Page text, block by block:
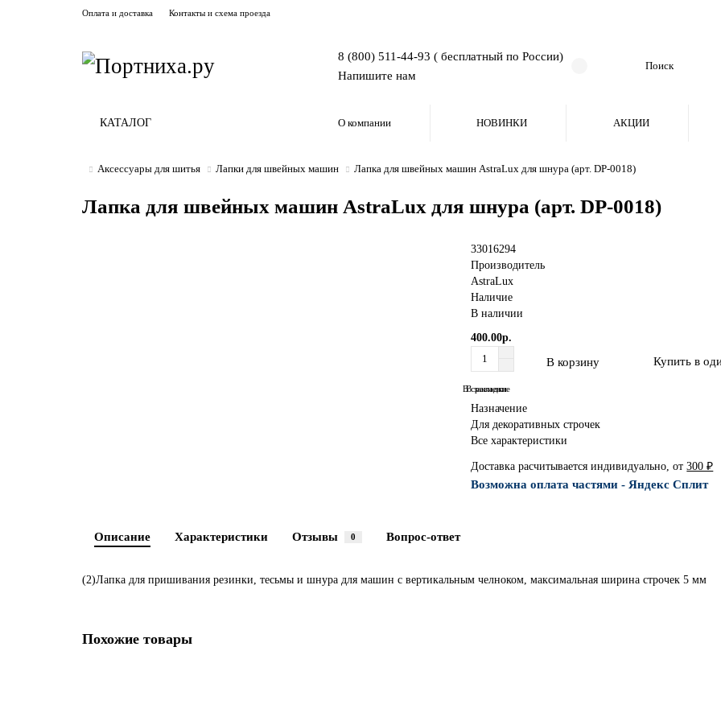
Оплата и доставка Контакты и схема проезда
8 (800) 511-44-93 ( бесплатный по России)
Напишите нам
КАТАЛОГ О компании НОВИНКИ АКЦИИ
Аксессуары для шитья Лапки для швейных машин Лапка для швейных машин AstraLux для шнура (арт. DP-0018)
Лапка для швейных машин AstraLux для шнура (арт. DP-0018)
33016294
Производитель
AstraLux
Наличие
В наличии
400.00р.
В корзину Купить в
В закладки
В сравнение
Назначение
Для декоративных строчек
Все характеристики
Доставка расчитывается индивидуально, от300 ₽
Возможна оплата частями - Яндекс Сплит
Описание Характеристики Отзывы 0 Вопрос-ответ
(2)Лапка для пришивания резинки, тесьмы и шнура для машин с вертикальным челноком, максимальная ширина строчек 5 мм
Похожие товары